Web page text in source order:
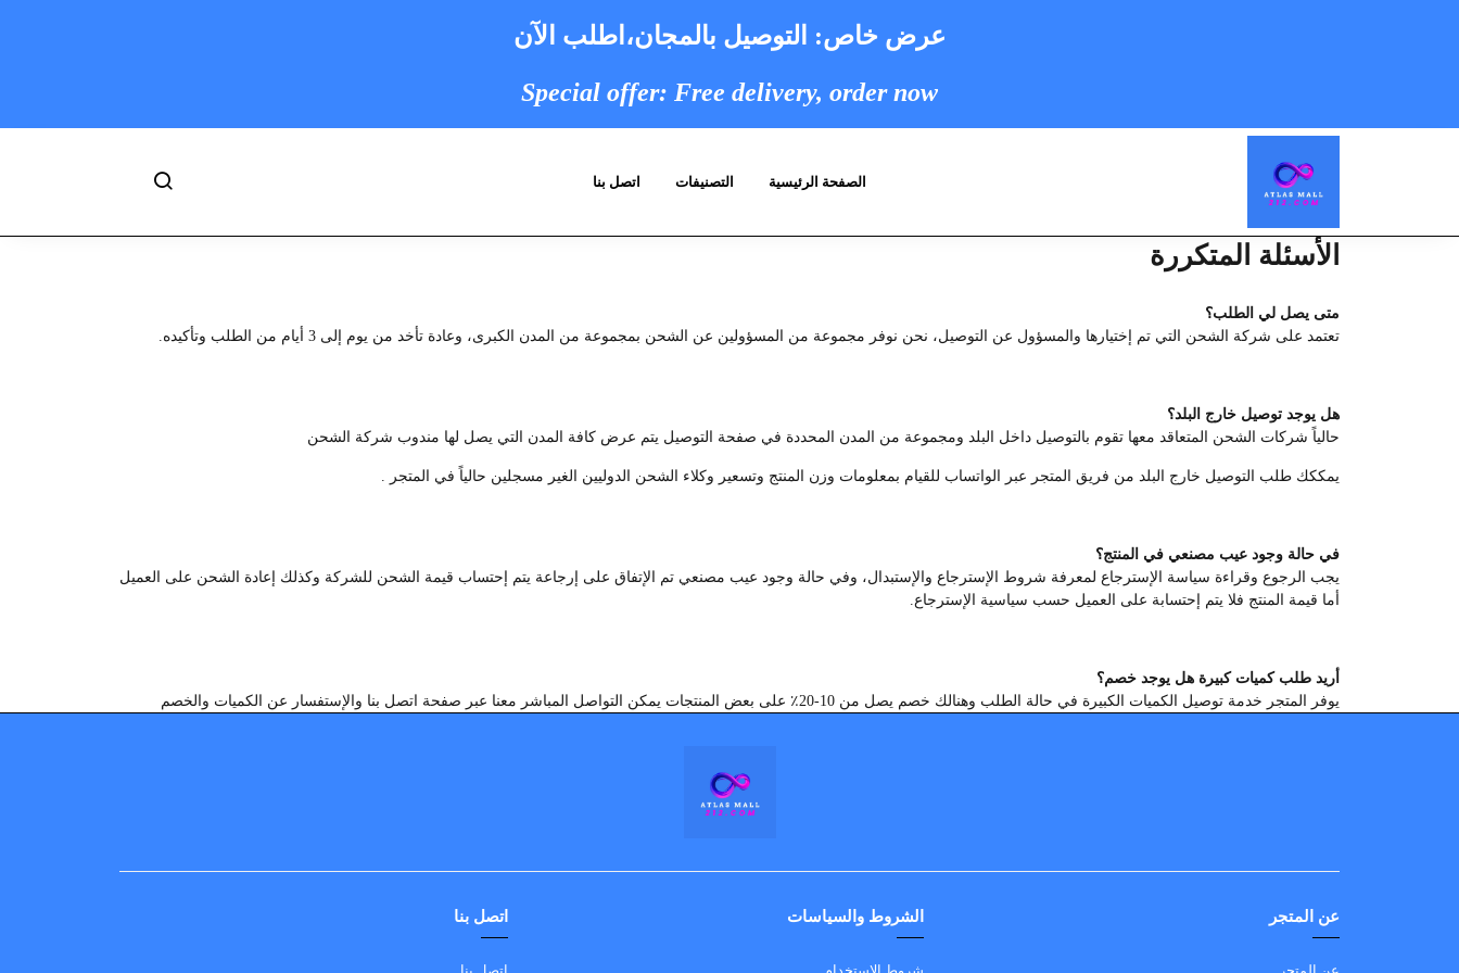
عرض خاص: التوصيل بالمجان، اطلب الآن
Special offer: Free delivery, order now
الصفحة الرئيسية التصنيفات اتصل بنا
الأسئلة المتكررة
متى يصل لي الطلب؟
تعتمد على شركة الشحن التي تم إختيارها والمسؤول عن التوصيل، نحن نوفر مجموعة من المسؤولين عن الشحن بمجموعة من المدن الكبرى، وعادة تأخد من يوم إلى 3 أيام من الطلب وتأكيده.
هل يوجد توصيل خارج البلد؟
حالياً شركات الشحن المتعاقد معها تقوم بالتوصيل داخل البلد ومجموعة من المدن المحددة في صفحة التوصيل يتم عرض كافة المدن التي يصل لها مندوب شركة الشحن
يمككك طلب التوصيل خارج البلد من فريق المتجر عبر الواتساب للقيام بمعلومات وزن المنتج وتسعير وكلاء الشحن الدوليين الغير مسجلين حالياً في المتجر .
في حالة وجود عيب مصنعي في المنتج؟
يجب الرجوع وقراءة سياسة الإسترجاع لمعرفة شروط الإسترجاع والإستبدال، وفي حالة وجود عيب مصنعي تم الإتفاق على إرجاعة يتم إحتساب قيمة الشحن للشركة وكذلك إعادة الشحن على العميل
أما قيمة المنتج فلا يتم إحتسابة على العميل حسب سياسية الإسترجاع.
أريد طلب كميات كبيرة هل يوجد خصم؟
يوفر المتجر خدمة توصيل الكميات الكبيرة في حالة الطلب وهنالك خصم يصل من 10-20٪ على بعض المنتجات يمكن التواصل المباشر معنا عبر صفحة اتصل بنا والإستفسار عن الكميات والخصم
عن المتجر الشروط والسياسات اتصل بنا